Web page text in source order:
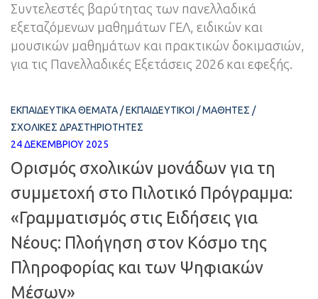
Συντελεστές βαρύτητας των πανελλαδικά
εξεταζόμενων μαθημάτων ΓΕΛ, ειδικών και
μουσικών μαθημάτων και πρακτικών δοκιμασιών,
για τις Πανελλαδικές Εξετάσεις 2026 και εφεξής.
ΕΚΠΑΙΔΕΥΤΙΚΆ ΘΈΜΑΤΑ /ΕΚΠΑΙΔΕΥΤΙΚΟΊ /ΜΑΘΗΤΈΣ /
ΣΧΟΛΙΚΈΣ ΔΡΑΣΤΗΡΙΌΤΗΤΕΣ
24 ΔΕΚΕΜΒΡΊΟΥ 2025
Ορισμός σχολικών μονάδων για τη
συμμετοχή στο Πιλοτικό Πρόγραμμα:
«Γραμματισμός στις Ειδήσεις για
Νέους: Πλοήγηση στον Κόσμο της
Πληροφορίας και των Ψηφιακών
Μέσων»